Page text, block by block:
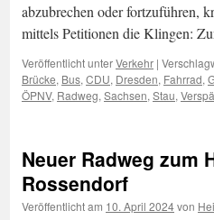
abzubrechen oder fortzuführen,
mittels Petitionen die Klingen:
Veröffentlicht unterVerkehr |
Brücke, Bus, CDU, Dresden, Fahrrad,
ÖPNV, Radweg, Sachsen, Stau,
Neuer Radweg zum
Rossendorf
Veröffentlicht am 10. April 2024von